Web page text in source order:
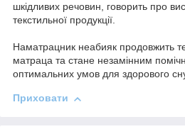
шкідливих речовин, говорить про
текстильної продукції.
Наматрацник неабияк продовжить
матраца та стане незамінним
оптимальних умов для здорового
Приховати